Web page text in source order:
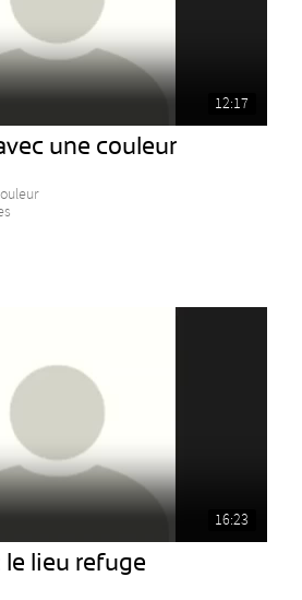
12:17
une couleur
16:23
lieu refuge